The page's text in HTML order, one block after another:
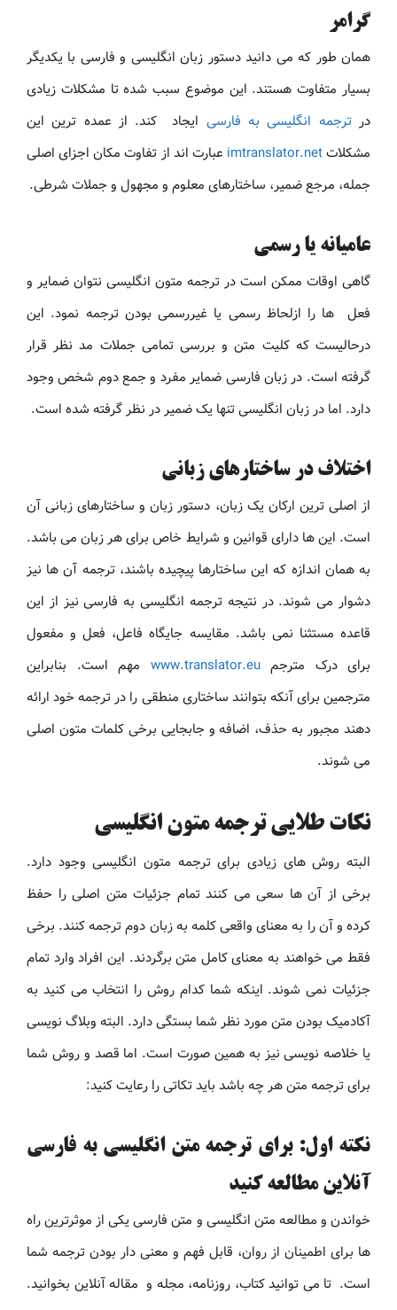
گرامر
همان طور که می دانید دستور زبان انگلیسی و فارسی با یکدیگر
بسیار متفاوت هستند. این موضوع سبب شده تا مشکلات زیادی
درترجمه انگلیسی به فارسی ایجاد کند. از عمده ترین این
مشکلاتimtranslator.net عبارت اند از تفاوت مکان اجزای اصلی
جمله، مرجع ضمیر، ساختارهای معلوم و مجهول و جملات شرطی.
عامیانه یا رسمی
گاهی اوقات ممکن است در ترجمه متون انگلیسی نتوان ضمایر و
فعل ها را ازلحاظ رسمی یا غیررسمی بودن ترجمه نمود. این
درحالیست که کلیت متن و بررسی تمامی جملات مد نظر قرار
گرفته است. در زبان فارسی ضمایر مفرد و جمع دوم شخص وجود
دارد. اما در زبان انگلیسی تنها یک ضمیر در نظر گرفته شده است.
اختلاف در ساختارهای زبانی
از اصلی ترین ارکان یک زبان، دستور زبان و ساختارهای زبانی آن
است. این ها دارای قوانین و شرایط خاص برای هر زبان می باشد.
به همان اندازه که این ساختارها پیچیده باشند، ترجمه آن ها نیز
دشوار می شوند. در نتیجه ترجمه انگلیسی به فارسی نیز از این
قاعده مستثنا نمی باشد. مقایسه جایگاه فاعل، فعل و مفعول
برای درک مترجمwww.translator.eu مهم است. بنابراین
مترجمین برای آنکه بتوانند ساختاری منطقی را در ترجمه خود ارائه
دهند مجبور به حذف، اضافه و جابجایی برخی کلمات متون اصلی
می شوند.
نکات طلایی ترجمه متون انگلیسی
البته روش های زیادی برای ترجمه متون انگلیسی وجود دارد.
برخی از آن ها سعی می کنند تمام جزئیات متن اصلی را حفظ
کرده و آن را به معنای واقعی کلمه به زبان دوم ترجمه کنند. برخی
فقط می خواهند به معنای كامل متن برگردند. این افراد وارد تمام
جزئیات نمی شوند. اینکه شما کدام روش را انتخاب می کنید به
آکادمیک بودن متن مورد نظر شما بستگی دارد. البته وبلاگ نویسی
یا خلاصه نویسی نیز به همین صورت است. اما قصد و روش شما
برای ترجمه متن هر چه باشد باید تکاتی را رعایت کنید:
نکته اول: برای ترجمه متن انگلیسی به فارسی
آنلاین مطالعه کنید
خواندن و مطالعه متن انگلیسی و متن فارسی یکی از موثرترین راه
ها برای اطمینان از روان، قابل فهم و معنی دار بودن ترجمه شما
است. تا می توانید کتاب، روزنامه، مجله و مقاله آنلاین بخوانید.